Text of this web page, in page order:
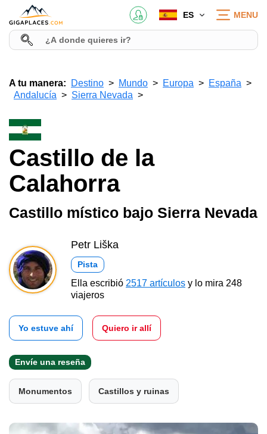
ES MENU
A tu manera: Destino Mundo Europa
España
Andalucía
Sierra Nevada
Castillo de la
Calahorra
Castillo místico bajo Sierra Nevada
Petr Liška
Pista
Ella escribió 2517 artículos y lo mira 248
viajeros
Yo estuve ahí Quiero ir allí
Envíe una reseña
Monumentos Castillos y ruinas